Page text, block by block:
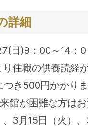
詳細
日)9：00～14：0
住職の供養読経
つき500円かかり
館が困難な方は
3月15日（火）